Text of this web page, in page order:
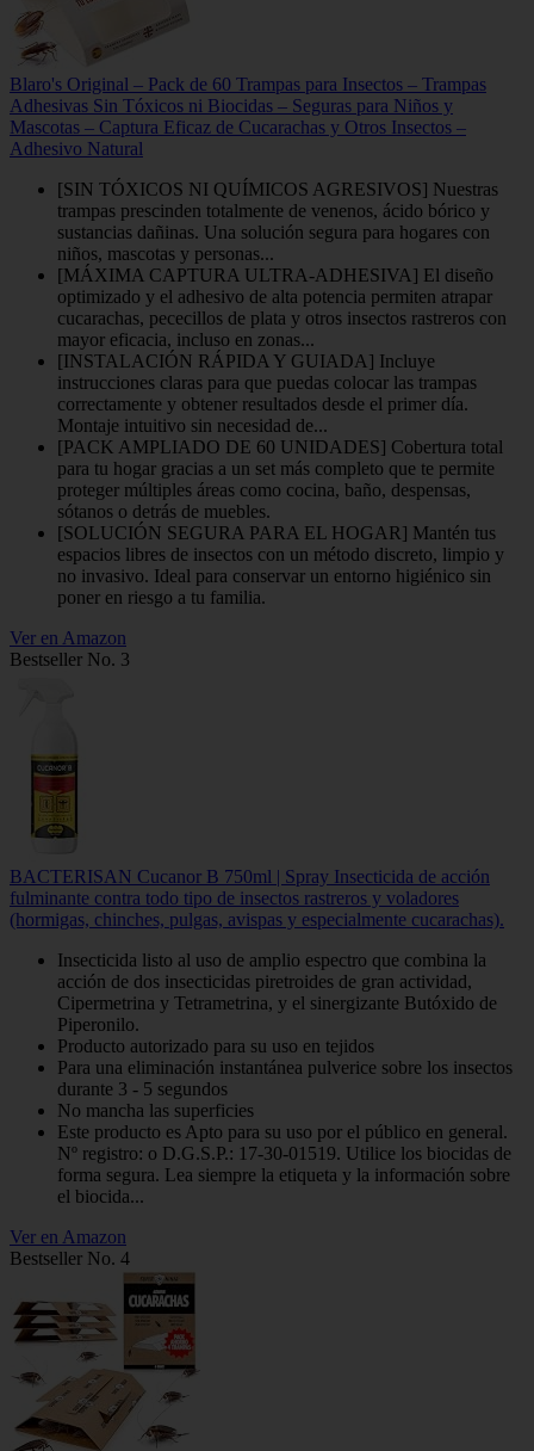
Blaro's Original – Pack de 60 Trampas para Insectos – Trampas
Adhesivas Sin Tóxicos ni Biocidas – Seguras para Niños y
Mascotas – Captura Eficaz de Cucarachas y Otros Insectos –
Adhesivo Natural
[SIN TÓXICOS NI QUÍMICOS AGRESIVOS] Nuestras
trampas prescinden totalmente de venenos, ácido bórico y
sustancias dañinas. Una solución segura para hogares con
niños, mascotas y personas...
[MÁXIMA CAPTURA ULTRA-ADHESIVA] El diseño
optimizado y el adhesivo de alta potencia permiten atrapar
cucarachas, pececillos de plata y otros insectos rastreros con
mayor eficacia, incluso en zonas...
[INSTALACIÓN RÁPIDA Y GUIADA] Incluye
instrucciones claras para que puedas colocar las trampas
correctamente y obtener resultados desde el primer día.
Montaje intuitivo sin necesidad de...
[PACK AMPLIADO DE 60 UNIDADES] Cobertura total
para tu hogar gracias a un set más completo que te permite
proteger múltiples áreas como cocina, baño, despensas,
sótanos o detrás de muebles.
[SOLUCIÓN SEGURA PARA EL HOGAR] Mantén tus
espacios libres de insectos con un método discreto, limpio y
no invasivo. Ideal para conservar un entorno higiénico sin
poner en riesgo a tu familia.
Ver en Amazon
Bestseller No. 3
BACTERISAN Cucanor B 750ml | Spray Insecticida de acción
fulminante contra todo tipo de insectos rastreros y voladores
(hormigas, chinches, pulgas, avispas y especialmente cucarachas).
Insecticida listo al uso de amplio espectro que combina la
acción de dos insecticidas piretroides de gran actividad,
Cipermetrina y Tetrametrina, y el sinergizante Butóxido de
Piperonilo.
Producto autorizado para su uso en tejidos
Para una eliminación instantánea pulverice sobre los insectos
durante 3 - 5 segundos
No mancha las superficies
Este producto es Apto para su uso por el público en general.
Nº registro: o D.G.S.P.: 17-30-01519. Utilice los biocidas de
forma segura. Lea siempre la etiqueta y la información sobre
el biocida...
Ver en Amazon
Bestseller No. 4